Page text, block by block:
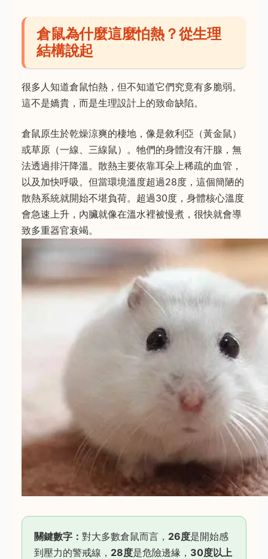
倉鼠為什麼這麼怕熱？從生理
結構說起
很多人知道倉鼠怕熱，但不知道它們究竟有多脆弱。
這不是嬌貴，而是生理設計上的致命缺陷。
倉鼠原生於乾燥涼爽的棲地，像是敘利亞（黃金鼠）
或草原（一線、三線鼠）。牠們的身體沒有汗腺，無
法透過排汗降溫。散熱主要依靠耳朵上稀疏的血管，
以及加快呼吸。但當環境溫度超過28度，這個簡陋的
散熱系統就開始不堪負荷。超過30度，身體核心溫度
會急速上升，內臟就像在溫水裡被慢煮，很快就會導
致多重器官衰竭。
關鍵數字： 對大多數倉鼠而言， 26度是開始感
到壓力的警戒線， 28度是危險邊緣， 30度以上